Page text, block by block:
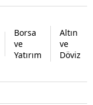
Borsa
ve
Yatırım
Altın
ve
Döviz